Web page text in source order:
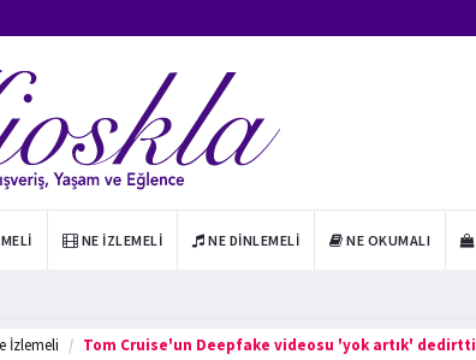
NE İZLEMELI NE DINLEMELI NE OKUMALI
İzlemeli Tom Cruise'un Deepfake videosu 'yok artık' dedirtti